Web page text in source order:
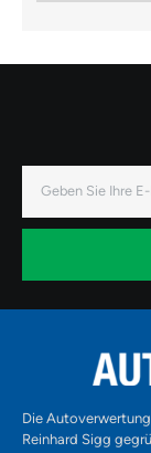
Mail
Die
Reinhard Sigg